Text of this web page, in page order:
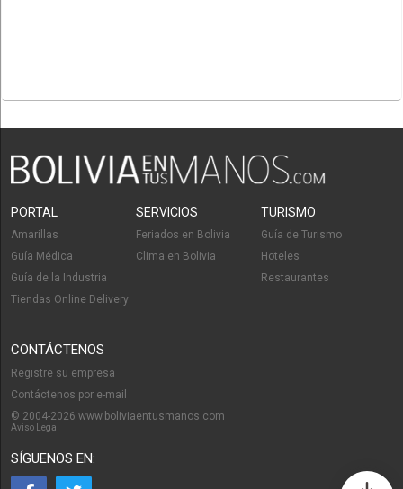
PORTAL
Amarillas
Guía Médica
Guía de la Industria
Tiendas Online Delivery
SERVICIOS
Feriados en Bolivia
Clima en Bolivia
TURISMO
Guía de Turismo
Hoteles
Restaurantes
CONTÁCTENOS
Registre su empresa
Contáctenos por e-mail
© 2004-2026 www.boliviaentusmanos.com
Aviso Legal
SÍGUENOS EN: